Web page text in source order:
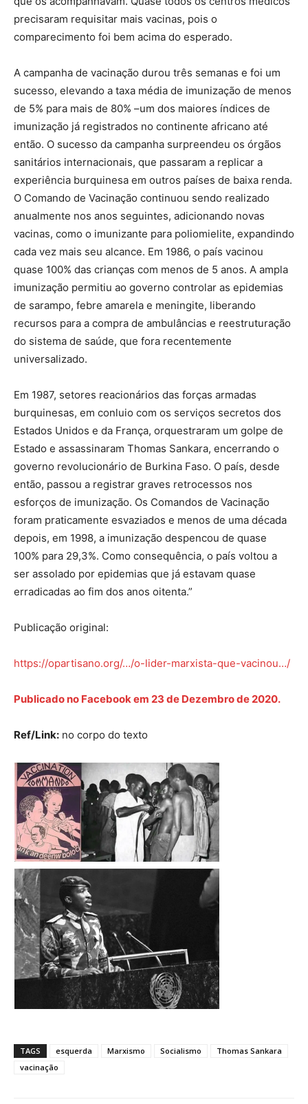
precisaram requisitar mais vacinas, pois o
comparecimento foi bem acima do esperado.
A campanha de vacinação durou três semanas e foi um
sucesso, elevando a taxa média de imunização de menos
de 5% para mais de 80% –um dos maiores índices de
imunização já registrados no continente africano até
então. O sucesso da campanha surpreendeu os órgãos
sanitários internacionais, que passaram a replicar a
experiência burquinesa em outros países de baixa renda.
O Comando de Vacinação continuou sendo realizado
anualmente nos anos seguintes, adicionando novas
vacinas, como o imunizante para poliomielite, expandindo
cada vez mais seu alcance. Em 1986, o país vacinou
quase 100% das crianças com menos de 5 anos. A ampla
imunização permitiu ao governo controlar as epidemias
de sarampo, febre amarela e meningite, liberando
recursos para a compra de ambulâncias e reestruturação
do sistema de saúde, que fora recentemente
universalizado.
Em 1987, setores reacionários das forças armadas
burquinesas, em conluio com os serviços secretos dos
Estados Unidos e da França, orquestraram um golpe de
Estado e assassinaram Thomas Sankara, encerrando o
governo revolucionário de Burkina Faso. O país, desde
então, passou a registrar graves retrocessos nos
esforços de imunização. Os Comandos de Vacinação
foram praticamente esvaziados e menos de uma década
depois, em 1998, a imunização despencou de quase
100% para 29,3%. Como consequência, o país voltou a
ser assolado por epidemias que já estavam quase
erradicadas ao fim dos anos oitenta.”
Publicação original:
https://opartisano.org/…/o-lider-marxista-que-vacinou…/
Publicado no Facebook em 23 de Dezembro de 2020.
Ref/Link: no corpo do texto
TAGS esquerda Marxismo Socialismo
Thomas Sankara
vacinação